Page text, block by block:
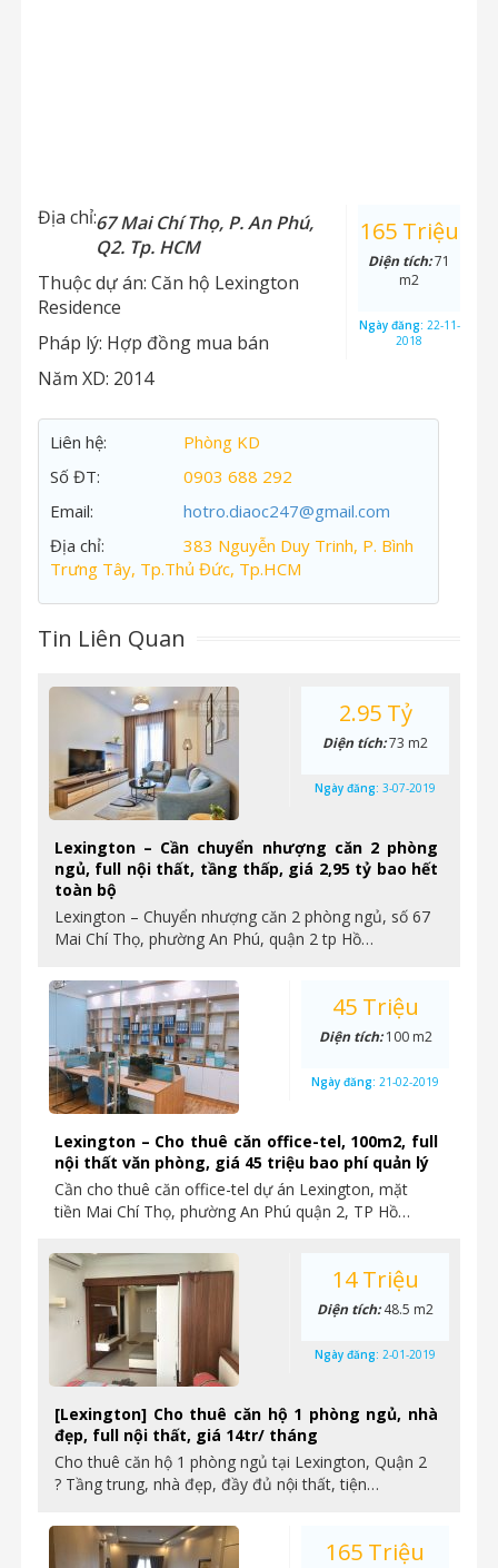
Địa chỉ:67 Mai Chí Thọ, P. An Phú,
Q2. Tp. HCM
Thuộc dự án: Căn hộ Lexington
Residence
Pháp lý: Hợp đồng mua bán
Năm XD: 2014
165 Triệu
Diện tích:71
m2
Ngày đăng: 22-11-
2018
Liên hệ:
Phòng KD
Số ĐT:
0903 688 292
Email:
hotro.diaoc247@gmail.com
Địa chỉ:
383 Nguyễn Duy Trinh, P. Bình
Trưng Tây, Tp.Thủ Đức, Tp.HCM
Tin Liên Quan
Lexington – Cần chuyển nhượng căn 2 phòng
ngủ, full nội thất, tầng thấp, giá 2,95 tỷ bao hết
toàn bộ
Lexington – Chuyển nhượng căn 2 phòng ngủ, số 67
Mai Chí Thọ, phường An Phú, quận 2 tp Hồ…
2.95 Tỷ
Diện tích:73 m2
Ngày đăng: 3-07-2019
Lexington – Cho thuê căn office-tel, 100m2, full
nội thất văn phòng, giá 45 triệu bao phí quản lý
Cần cho thuê căn office-tel dự án Lexington, mặt
tiền Mai Chí Thọ, phường An Phú quận 2, TP Hồ…
45 Triệu
Diện tích:100 m2
Ngày đăng: 21-02-2019
[Lexington] Cho thuê căn hộ 1 phòng ngủ, nhà
đẹp, full nội thất, giá 14tr/ tháng
Cho thuê căn hộ 1 phòng ngủ tại Lexington, Quận 2
? Tầng trung, nhà đẹp, đầy đủ nội thất, tiện…
14 Triệu
Diện tích:48.5 m2
Ngày đăng: 2-01-2019
165 Triệu